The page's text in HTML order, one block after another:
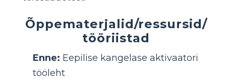
Õppematerjalid/ressursid/
tööriistad
Enne: Eepilise kangelase aktivaatori
tööleht